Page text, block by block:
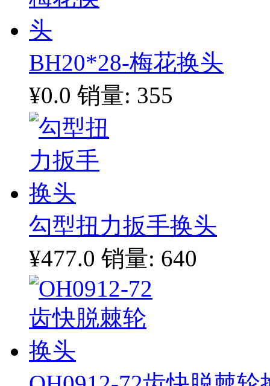
BH20*28-梅花换头
¥0.0 销量: 355
勾型扭力扳手换头
¥477.0 销量: 640